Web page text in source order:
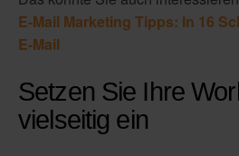
E-Mail Marketing Tipps: In 16
E-Mail
Setzen Sie Ihre
vielseitig ein